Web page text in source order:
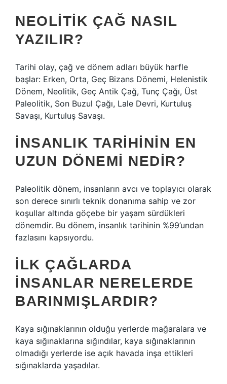
NEOLITIK ÇAĞ NASIL
YAZILIR?
Tarihi olay, çağ ve dönem adları büyük harfle
başlar: Erken, Orta, Geç Bizans Dönemi, Helenistik
Dönem, Neolitik, Geç Antik Çağ, Tunç Çağı, Üst
Paleolitik, Son Buzul Çağı, Lale Devri, Kurtuluş
Savaşı, Kurtuluş Savaşı.
İNSANLIK TARIHININ EN
UZUN DÖNEMI NEDIR?
Paleolitik dönem, insanların avcı ve toplayıcı olarak
son derece sınırlı teknik donanıma sahip ve zor
koşullar altında göçebe bir yaşam sürdükleri
dönemdir. Bu dönem, insanlık tarihinin %99’undan
fazlasını kapsıyordu.
İLK ÇAĞLARDA
INSANLAR NERELERDE
BARINMIŞLARDIR?
Kaya sığınaklarının olduğu yerlerde mağaralara ve
kaya sığınaklarına sığındılar, kaya sığınaklarının
olmadığı yerlerde ise açık havada inşa ettikleri
sığınaklarda yaşadılar.